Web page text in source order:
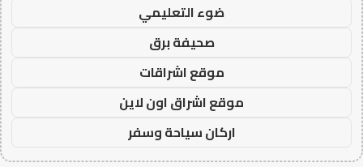
ضوء التعليمي
صحيفة برق
موقع اشراقات
موقع اشراق اون لاين
اركان سياحة وسفر